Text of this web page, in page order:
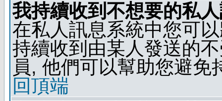
我持續收到不想要的私
在私人訊息系統中您可
持續收到由某人發送的
員, 他們可以幫助您避免
回頂端